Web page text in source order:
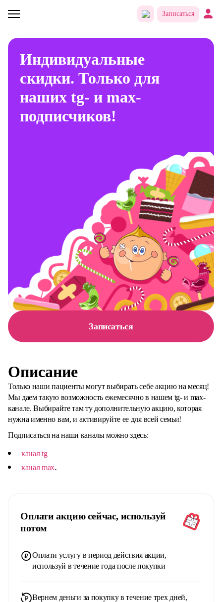
Записаться
Индивидуальные
скидки. Только для
наших tg- и max-
подписчиков!
Записаться
Описание
Только наши пациенты могут выбирать себе акцию на месяц!
Мы даем такую возможность ежемесячно в нашем tg- и max-
канале. Выбирайте там ту дополнительную акцию, которая
нужна именно вам, и активируйте ее для всей семьи!
Подписаться на наши каналы можно здесь:
канал tg
канал max.
Оплати акцию сейчас, используй
потом
Оплати услугу в период действия акции,
используй в течение года после покупки
Вернем деньги за покупку в течение трех дней,